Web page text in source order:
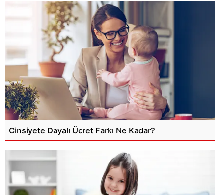
Cinsiyete Dayalı Ücret Farkı Ne Kadar?